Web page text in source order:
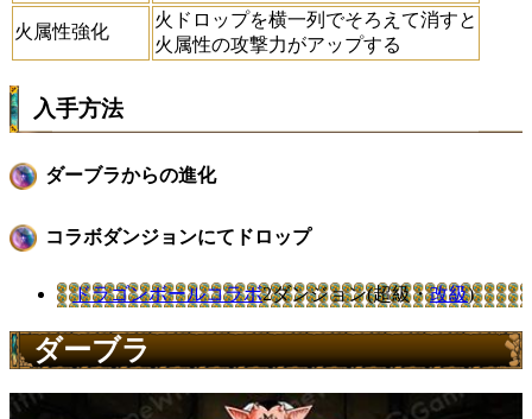
火属性強化
火ドロップを横一列でそろえて消すと
火属性の攻撃力がアップする
入手方法
ダーブラからの進化
コラボダンジョンにてドロップ
ドラゴンボールコラボ2ダンジョン(超級・改級)
ダーブラ